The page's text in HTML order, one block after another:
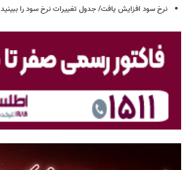
نرخ سود افزایش یافت/ جدول تغییرات نرخ سود را ببینید